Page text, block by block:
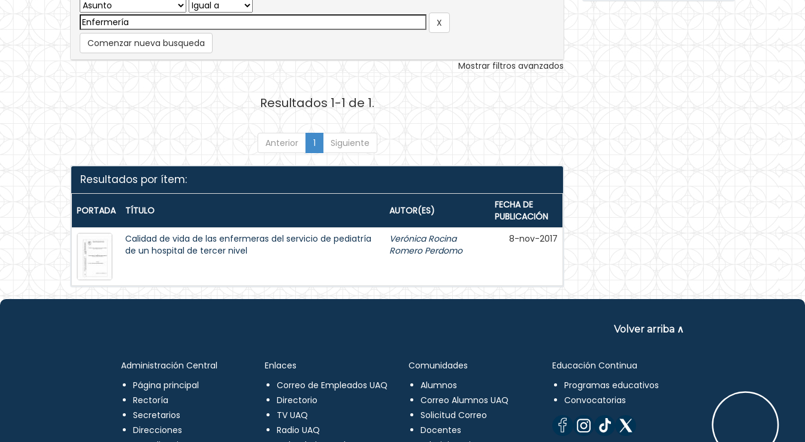
Comenzar nueva busqueda
Mostrar filtros avanzados
Resultados 1-1 de 1.
Anterior 1 Siguiente
Resultados por ítem:
PORTADA TÍTULO AUTOR(ES)
FECHA DE
PUBLICACIÓN
Calidad de vida de las enfermeras del servicio de pediatría
de un hospital de tercer nivel
Verónica Rocina
Romero Perdomo
8-nov-2017
Volver arriba ∧
Administración Central
Página principal
Rectoría
Secretarios
Direcciones
Enlaces
Correo de Empleados UAQ
Directorio
TV UAQ
Radio UAQ
Comunidades
Alumnos
Correo Alumnos UAQ
Solicitud Correo
Docentes
Educación Continua
Programas educativos
Convocatorias